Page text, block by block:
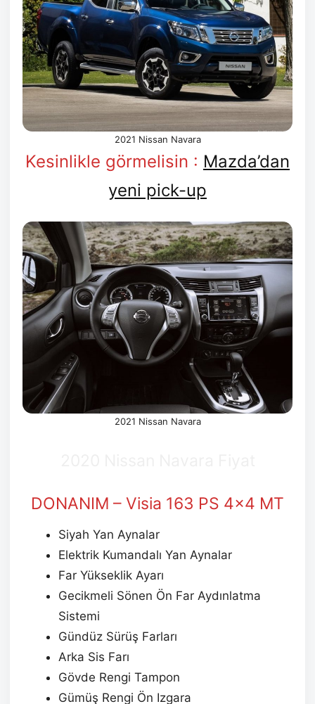
2021 Nissan Navara
Kesinlikle görmelisin : Mazda’dan
yeni pick-up
2021 Nissan Navara
DONANIM – Visia 163 PS 4×4 MT
Siyah Yan Aynalar
Elektrik Kumandalı Yan Aynalar
Far Yükseklik Ayarı
Gecikmeli Sönen Ön Far Aydınlatma
Sistemi
Gündüz Sürüş Farları
Arka Sis Farı
Gövde Rengi Tampon
Gümüş Rengi Ön Izgara